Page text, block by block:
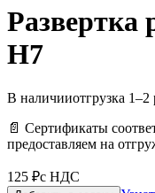
Развертка
Н7
В наличииотгрузка 1–2
📄 Сертификаты
предоставляем на
125 ₽с НДС